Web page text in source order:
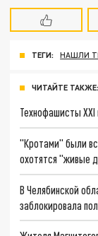
ТЕГИ: НАШЛИ
ЧИТАЙТЕ ТАКЖЕ:
Технофашисты XXI
"Кротами" были
охотятся "живые
В Челябинской
заблокировала